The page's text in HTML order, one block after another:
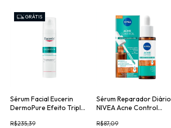
GRÁTIS
Sérum Facial Eucerin
DermoPure Efeito Triplo
R$235,39
Sérum Reparador Diário
NIVEA Acne Control
R$87,09